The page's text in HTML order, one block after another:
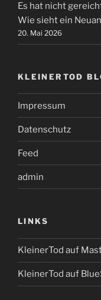
Es hat nicht
Wie sieht ein
20. Mai 2026
KLEINERTOD
Impressum
Datenschutz
Feed
admin
LINKS
KleinerTod auf
KleinerTod auf